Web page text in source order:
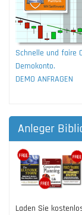
Schnelle und faire
Demokonto.
DEMO ANFRAGEN
Anleger
Laden Sie